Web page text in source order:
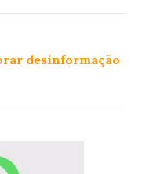
desinformação